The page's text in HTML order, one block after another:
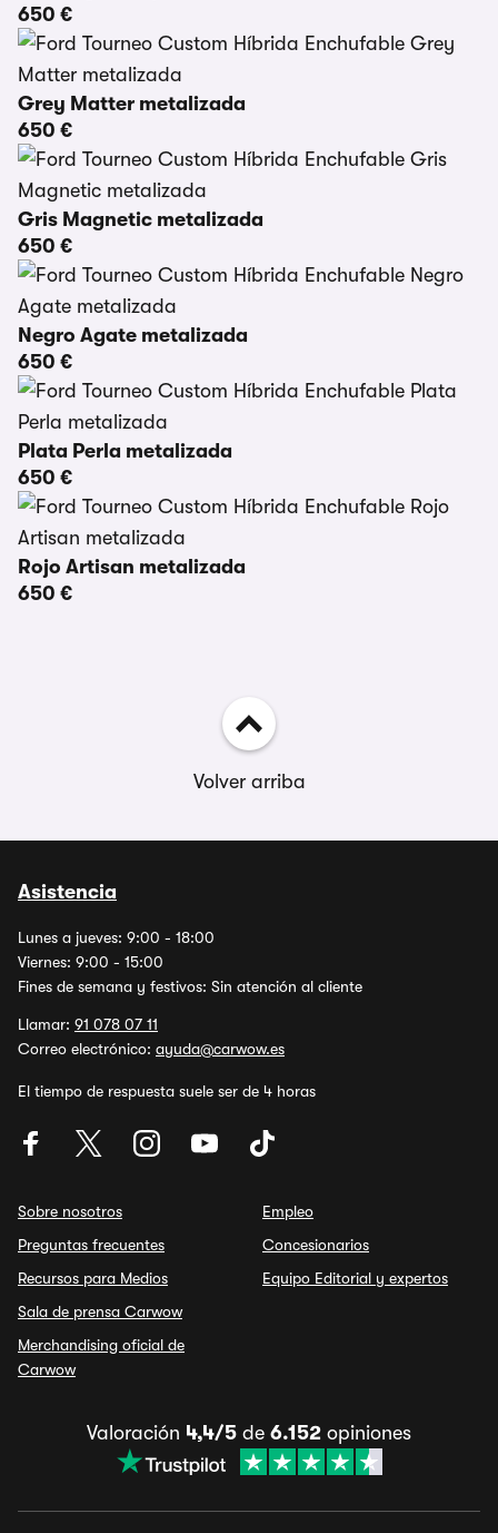
650 €
Grey Matter metalizada
650 €
Gris Magnetic metalizada
650 €
Negro Agate metalizada
650 €
Plata Perla metalizada
650 €
Rojo Artisan metalizada
650 €
Volver arriba
Asistencia
Lunes a jueves: 9:00 - 18:00
Viernes: 9:00 - 15:00
Fines de semana y festivos: Sin atención al cliente
Llamar: 91 078 07 11
Correo electrónico: ayuda@carwow.es
El tiempo de respuesta suele ser de 4 horas
Sobre nosotros
Preguntas frecuentes
Recursos para Medios
Sala de prensa Carwow
Merchandising oficial de
Carwow
Empleo
Concesionarios
Equipo Editorial y expertos
Valoración 4,4/5 de 6.152 opiniones